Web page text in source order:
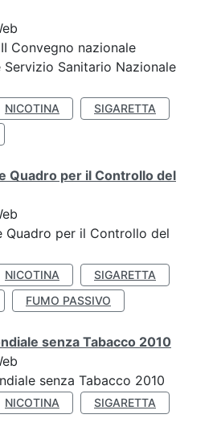
Convegno nazionale
Servizio Sanitario Nazionale
NICOTINA
SIGARETTA
Quadro per il Controllo del
Quadro per il Controllo del
NICOTINA
SIGARETTA
FUMO PASSIVO
senza Tabacco 2010
senza Tabacco 2010
NICOTINA SIGARETTA